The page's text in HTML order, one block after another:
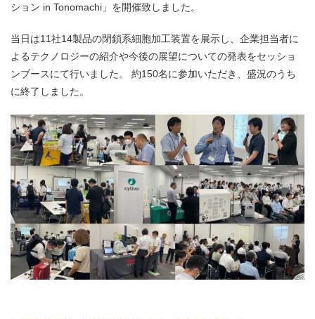
ション in Tonomachi」を開催致しました。
当日は11社14製品の閉鎖系細胞加工装置を展示し、企業担当者に
よるテクノロジーの紹介や今後の展望についての発表をセッショ
ンブースにて行いました。 約150名に参加いただき、盛況のうち
に終了しました。